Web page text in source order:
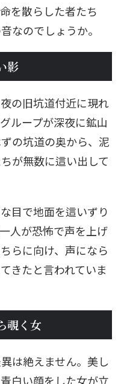
を散らした者たち
なのでしょうか。
影
の旧坑道付近に現れ
ループが深夜に鉱山
の坑道の奥から、泥
が無数に這い出して
目で地面を這いずり
人が恐怖で声を上げ
らに向け、声になら
きたと言われていま
覗く女
は絶えません。美し
白い顔をした女が立